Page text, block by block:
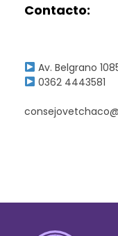
Contacto:
Av. Belgrano
0362 4443581